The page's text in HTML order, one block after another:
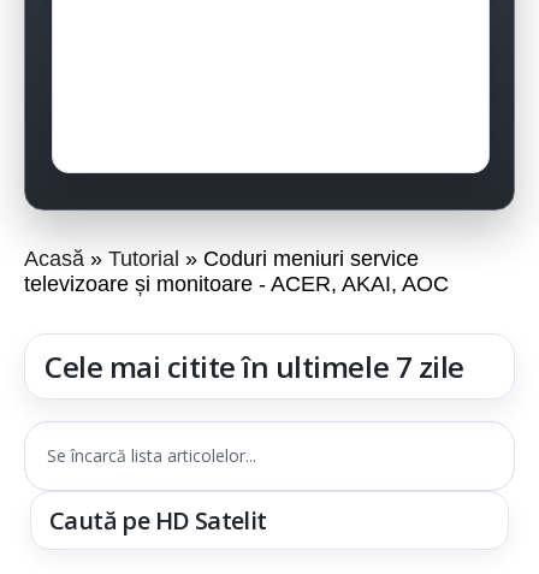
Acasă Tutorial
Coduri meniuri service
televizoare și monitoare - ACER, AKAI, AOC
Cele mai citite în ultimele 7 zile
Se încarcă lista articolelor...
Caută pe HD Satelit